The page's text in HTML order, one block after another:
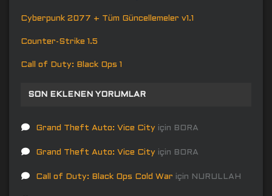
Cyberpunk 2077 + Tüm Güncellemeler v1.1
Counter-Strike 1.5
Call of Duty: Black Ops 1
SON EKLENEN YORUMLAR
Grand Theft Auto: Vice City için BORA
Grand Theft Auto: Vice City için BORA
Call of Duty: Black Ops Cold War için NURULLAH